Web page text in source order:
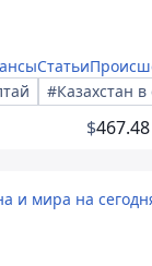
Статьи
#Казахстан
$467.48
и мира на